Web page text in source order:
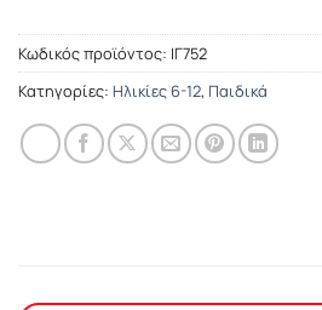
Κωδικός προϊόντος: ΙΓ752
Κατηγορίες: Ηλικίες 6-12, Παιδικά